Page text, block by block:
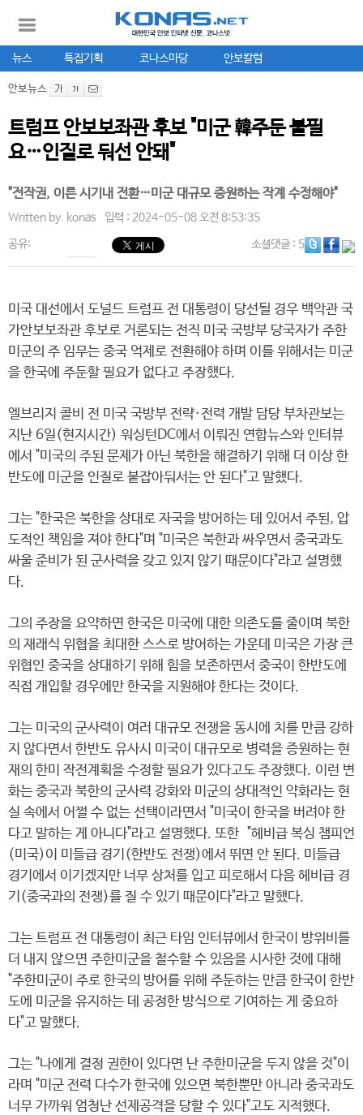
뉴스 특집기획 코나스마당 안보칼럼
안보뉴스
트럼프 안보보좌관 후보 "미군 韓주둔 불필
요…인질로 둬선 안돼"
"전작권, 이른 시기내 전환…미군 대규모 증원하는 작계 수정해야"
Written by. konas 입력 : 2024-05-08 오전 8:53:35
공유: 소셜댓글: 5
미국 대선에서 도널드 트럼프 전 대통령이 당선될 경우 백악관 국
가안보보좌관 후보로 거론되는 전직 미국 국방부 당국자가 주한
미군의 주 임무는 중국 억제로 전환해야 하며 이를 위해서는 미군
을 한국에 주둔할 필요가 없다고 주장했다.
엘브리지 콜비 전 미국 국방부 전략·전력 개발 담당 부차관보는
지난 6일(현지시간) 워싱턴DC에서 이뤄진 연합뉴스와 인터뷰
에서 "미국의 주된 문제가 아닌 북한을 해결하기 위해 더 이상 한
반도에 미군을 인질로 붙잡아둬서는 안 된다"고 말했다.
그는 "한국은 북한을 상대로 자국을 방어하는 데 있어서 주된, 압
도적인 책임을 져야 한다"며 "미국은 북한과 싸우면서 중국과도
싸울 준비가 된 군사력을 갖고 있지 않기 때문이다"라고 설명했
다.
그의 주장을 요약하면 한국은 미국에 대한 의존도를 줄이며 북한
의 재래식 위협을 최대한 스스로 방어하는 가운데 미국은 가장 큰
위협인 중국을 상대하기 위해 힘을 보존하면서 중국이 한반도에
직접 개입할 경우에만 한국을 지원해야 한다는 것이다.
그는 미국의 군사력이 여러 대규모 전쟁을 동시에 치를 만큼 강하
지 않다면서 한반도 유사시 미국이 대규모로 병력을 증원하는 현
재의 한미 작전계획을 수정할 필요가 있다고도 주장했다. 이런 변
화는 중국과 북한의 군사력 강화와 미군의 상대적인 약화라는 현
실 속에서 어쩔 수 없는 선택이라면서 "미국이 한국을 버려야 한
다고 말하는 게 아니다"라고 설명했다. 또한 "헤비급 복싱 챔피언
(미국)이 미들급 경기(한반도 전쟁)에서 뛰면 안 된다. 미들급
경기에서 이기겠지만 너무 상처를 입고 피로해서 다음 헤비급 경
기(중국과의 전쟁)를 질 수 있기 때문이다"라고 말했다.
그는 트럼프 전 대통령이 최근 타임 인터뷰에서 한국이 방위비를
더 내지 않으면 주한미군을 철수할 수 있음을 시사한 것에 대해
"주한미군이 주로 한국의 방어를 위해 주둔하는 만큼 한국이 한반
도에 미군을 유지하는 데 공정한 방식으로 기여하는 게 중요하
다"고 말했다.
그는 "나에게 결정 권한이 있다면 난 주한미군을 두지 않을 것"이
라며 "미군 전력 다수가 한국에 있으면 북한뿐만 아니라 중국과도
너무 가까워 엄청난 선제공격을 당할 수 있다"고도 지적했다.